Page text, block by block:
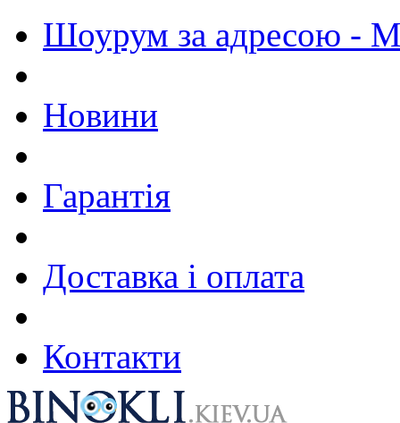
Шоурум за адресою - М.
Новини
Гарантія
Доставка і оплата
Контакти